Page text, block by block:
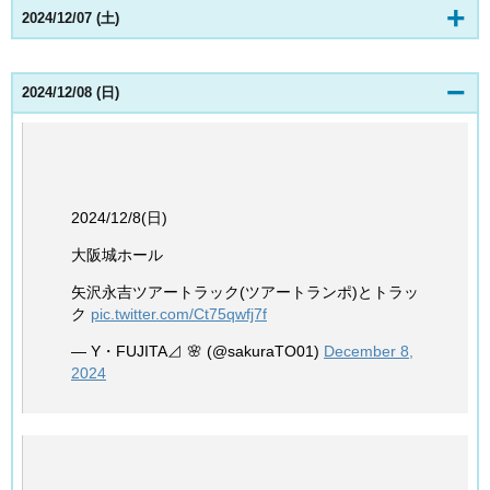
2024/12/07 (土)
2024/12/08 (日)
2024/12/8(日)
大阪城ホール
矢沢永吉ツアートラック(ツアートランポ)とトラッ
ク pic.twitter.com/Ct75qwfj7f
— Y・FUJITA⊿ 🌸 (@sakuraTO01) December 8,
2024